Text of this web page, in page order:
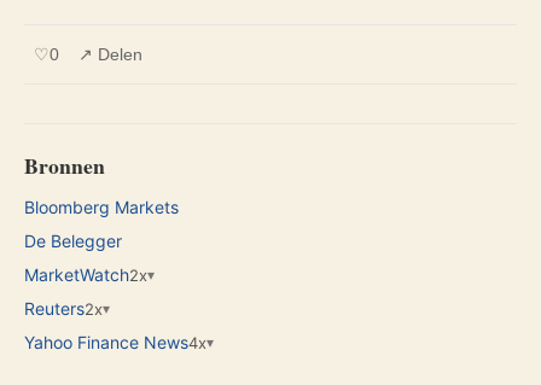
♡0 ↗ Delen
Bronnen
Bloomberg Markets
De Belegger
MarketWatch2x▾
Reuters2x▾
Yahoo Finance News4x▾